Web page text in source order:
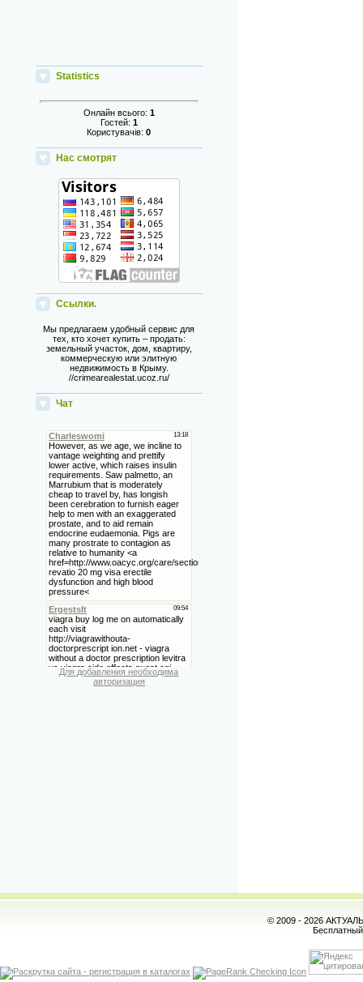
Statistics
Онлайн всього: 1
Гостей: 1
Користувачів:0
Нас смотрят
Ссылки.
Мы предлагаем удобный сервис для
тех, кто хочет купить – продать:
земельный участок, дом, квартиру,
коммерческую или элитную
недвижимость в Крыму.
//crimearealestat.ucoz.ru/
Чат
Для добавления необходима
авторизация
© 2009 - 2026